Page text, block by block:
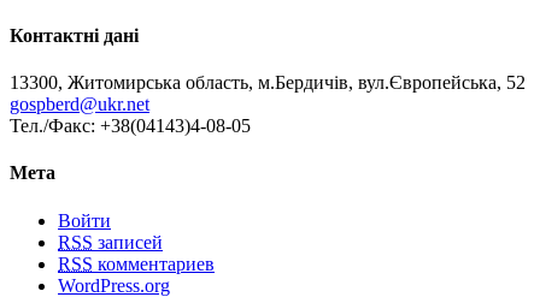
Контактні дані
13300, Житомирська область, м.Бердичів, вул.Європейська, 52
gospberd@ukr.net
Тел./Факс: +38(04143)4-08-05
Мета
Войти
RSS записей
RSS комментариев
WordPress.org